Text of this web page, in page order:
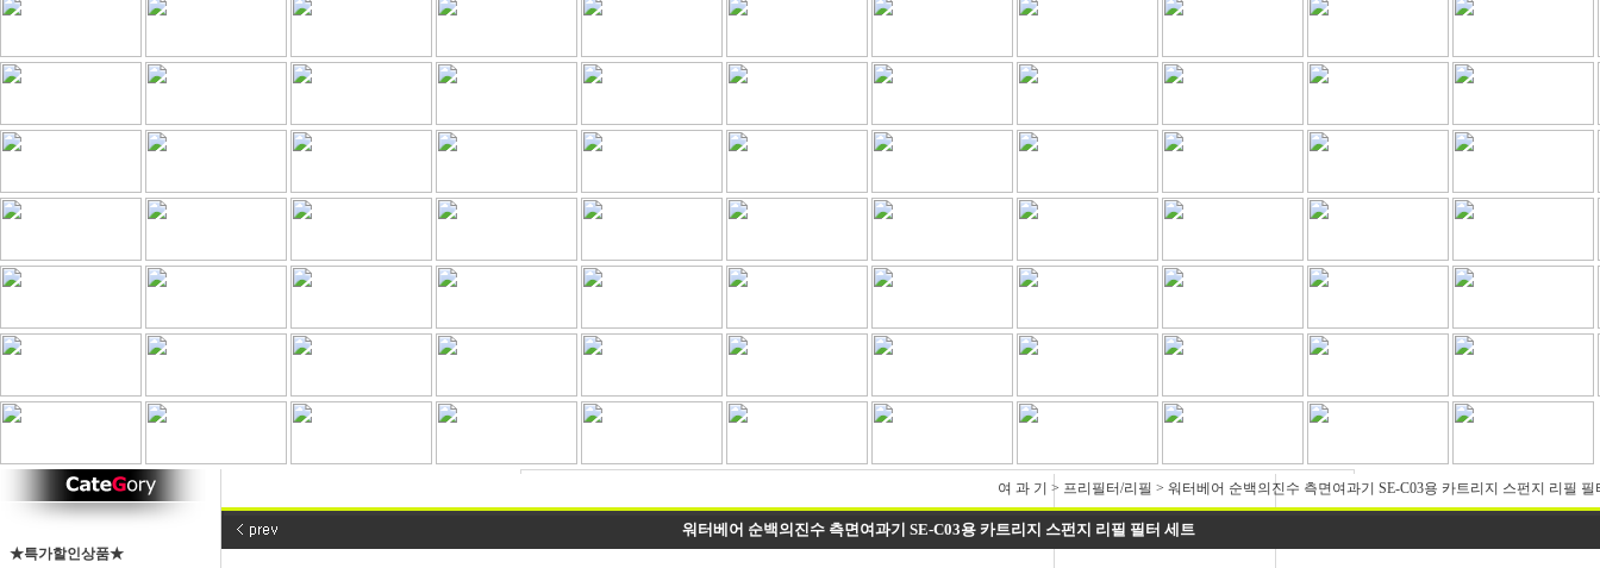
★특가할인상품★
여 과 기 > 프리필터/리필 > 워터베어 순백의진수 측면여과기 SE-C03용 카트리지 스펀지 리필 필
워터베어 순백의진수 측면여과기 SE-C03용 카트리지 스펀지 리필 필터 세트